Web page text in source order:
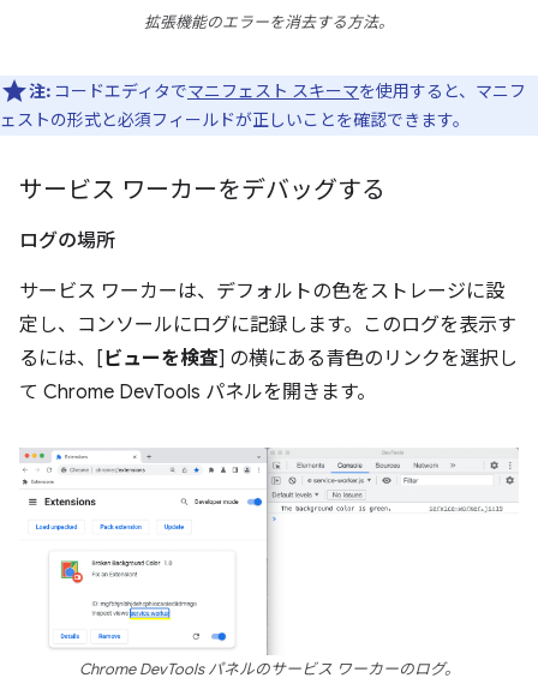
拡張機能のエラーを消去する方法。
注: コードエディタでマニフェスト スキーマを使用すると、マニフ
ェストの形式と必須フィールドが正しいことを確認できます。
サービス ワーカーをデバッグする
ログの場所
サービス ワーカーは、デフォルトの色をストレージに設
定し、コンソールにログに記録します。このログを表示す
るには、[ビューを検査] の横にある青色のリンクを選択し
て Chrome DevTools パネルを開きます。
Chrome DevTools パネルのサービス ワーカーのログ。